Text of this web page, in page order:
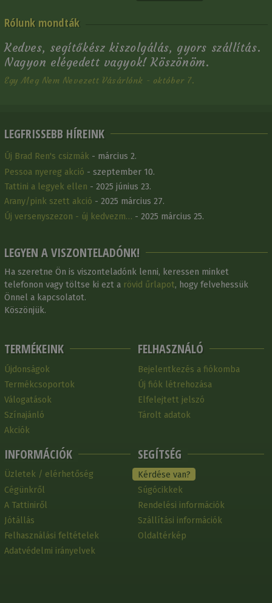
Rólunk mondták
Kedves, segítőkész kiszolgálás, gyors szállítás.
Nagyon elégedett vagyok! Köszönöm.
Egy Meg Nem Nevezett Vásárlónk - október 7.
LEGFRISSEBB HÍREINK
Új Brad Ren's csizmák - március 2.
Pessoa nyereg akció - szeptember 10.
Tattini a legyek ellen - 2025 június 23.
Arany/pink szett akció - 2025 március 27.
Új versenyszezon - új kedvezm… - 2025 március 25.
LEGYEN A VISZONTELADÓNK!
Ha szeretne Ön is viszonteladónk lenni, keressen minket
telefonon vagy töltse ki ezt a rövid űrlapot, hogy felvehessük
Önnel a kapcsolatot.
Köszönjük.
TERMÉKEINK
Újdonságok
Termékcsoportok
Válogatások
Színajánló
Akciók
INFORMÁCIÓK
Üzletek / elérhetőség
Cégünkről
A Tattiniről
Jótállás
Felhasználási feltételek
Adatvédelmi irányelvek
FELHASZNÁLÓ
Bejelentkezés a fiókomba
Új fiók létrehozása
Elfelejtett jelszó
Tárolt adatok
SEGÍTSÉG
Kérdése van?
Súgócikkek
Rendelési információk
Szállítási információk
Oldaltérkép